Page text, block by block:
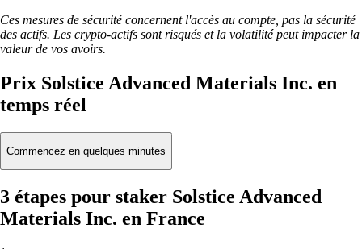
Ces mesures de sécurité concernent l'accès au compte, pas la sécurité
des actifs. Les crypto-actifs sont risqués et la volatilité peut impacter la
valeur de vos avoirs.
Prix Solstice Advanced Materials Inc. en
temps réel
Commencez en quelques minutes
3 étapes pour staker Solstice Advanced
Materials Inc. en France